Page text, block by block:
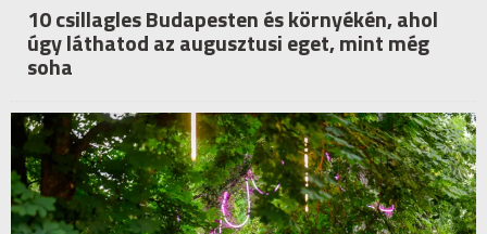
10 csillagles Budapesten és környékén, ahol
úgy láthatod az augusztusi eget, mint még
soha